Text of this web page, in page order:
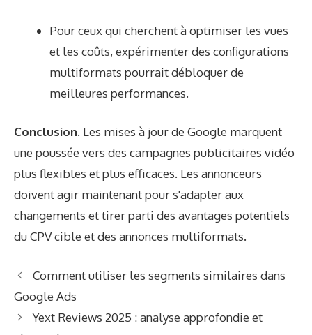
Pour ceux qui cherchent à optimiser les vues
et les coûts, expérimenter des configurations
multiformats pourrait débloquer de
meilleures performances.
Conclusion. Les mises à jour de Google marquent
une poussée vers des campagnes publicitaires vidéo
plus flexibles et plus efficaces. Les annonceurs
doivent agir maintenant pour s'adapter aux
changements et tirer parti des avantages potentiels
du CPV cible et des annonces multiformats.
Comment utiliser les segments similaires dans
Google Ads
Yext Reviews 2025 : analyse approfondie et